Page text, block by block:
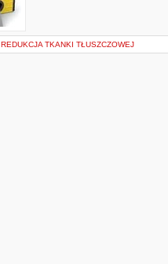
TKANKI TŁUSZCZOWEJ